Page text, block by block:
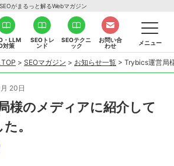
SEOがまるっと解るWebマガジン
・LLM
対策
SEOトレ
ンド
SEOテクニ
ック
お問い合
わせ
メニュー
> SEOマガジン > お知らせ一覧 > Trybics運営局
20日
様のメディアに紹介して
。